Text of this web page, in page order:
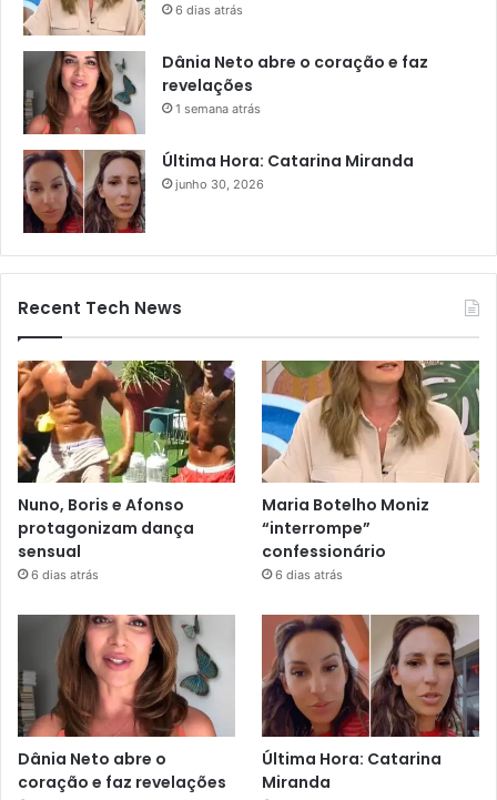
6 dias atrás
Dânia Neto abre o coração e faz
revelações
1 semana atrás
Última Hora: Catarina Miranda
junho 30, 2026
Recent Tech News
Nuno, Boris e Afonso
protagonizam dança
sensual
6 dias atrás
Maria Botelho Moniz
“interrompe”
confessionário
6 dias atrás
Dânia Neto abre o
coração e faz revelações
Última Hora: Catarina
Miranda